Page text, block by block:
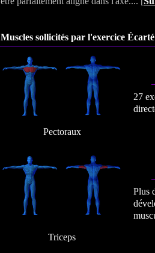
Muscles sollicités par l'exercice
27
Pectoraux
Plus
Triceps